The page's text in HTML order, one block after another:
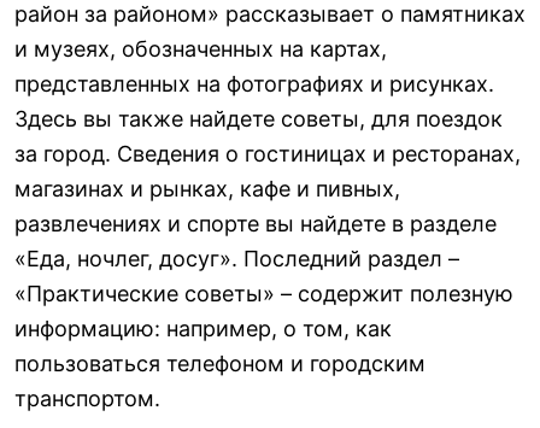
район за районом» рассказывает о памятниках
и музеях, обозначенных на картах,
представленных на фотографиях и рисунках.
Здесь вы также найдете советы, для поездок
за город. Сведения о гостиницах и ресторанах,
магазинах и рынках, кафе и пивных,
развлечениях и спорте вы найдете в разделе
«Еда, ночлег, досуг». Последний раздел –
«Практические советы» – содержит полезную
информацию: например, о том, как
пользоваться телефоном и городским
транспортом.